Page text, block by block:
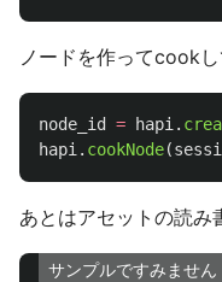
ノードを作ってcookし
node_id = hapi .
hapi . cookNode(
あとはアセットの読み
サンプルですみません